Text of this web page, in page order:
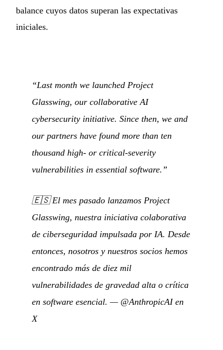
balance cuyos datos superan las expectativas
iniciales.
“Last month we launched Project
Glasswing, our collaborative AI
cybersecurity initiative. Since then, we and
our partners have found more than ten
thousand high- or critical-severity
vulnerabilities in essential software.”
🇪🇸El mes pasado lanzamos Project
Glasswing, nuestra iniciativa colaborativa
de ciberseguridad impulsada por IA. Desde
entonces, nosotros y nuestros socios hemos
encontrado más de diez mil
vulnerabilidades de gravedad alta o crítica
en software esencial. — @AnthropicAI en
X